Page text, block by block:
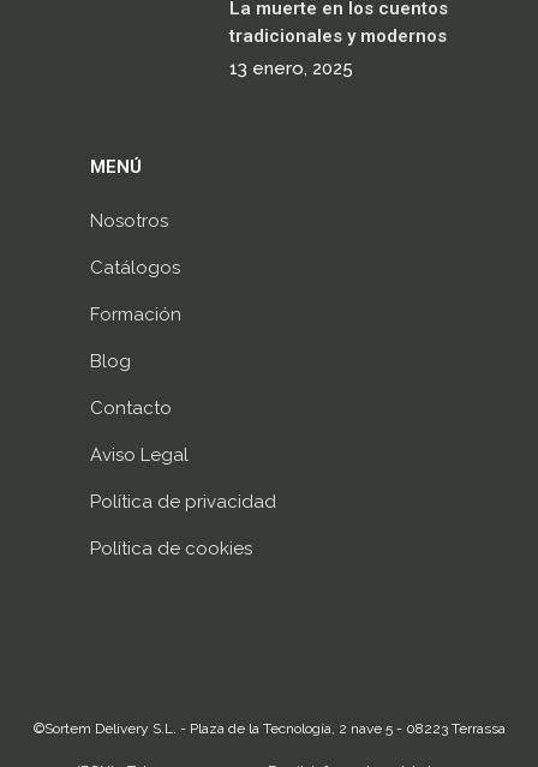
La muerte en los cuentos
tradicionales y modernos
13 enero, 2025
MENÚ
Nosotros
Catálogos
Formación
Blog
Contacto
Aviso Legal
Política de privacidad
Política de cookies
©Sortem Delivery S.L. - Plaza de la Tecnología, 2 nave 5 - 08223 Terrassa